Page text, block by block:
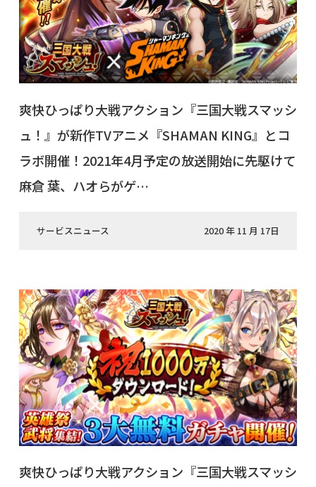
爽快ひっぱり大戦アクション『三国大戦スマッシ
ュ！』が新作TVアニメ『SHAMAN KING』とコ
ラボ開催！2021年4月予定の放送開始に先駆けて
麻倉 葉、ハオらがゲ…
サービスニュース 2020 年 11 月 17日
爽快ひっぱり大戦アクション『三国大戦スマッシ